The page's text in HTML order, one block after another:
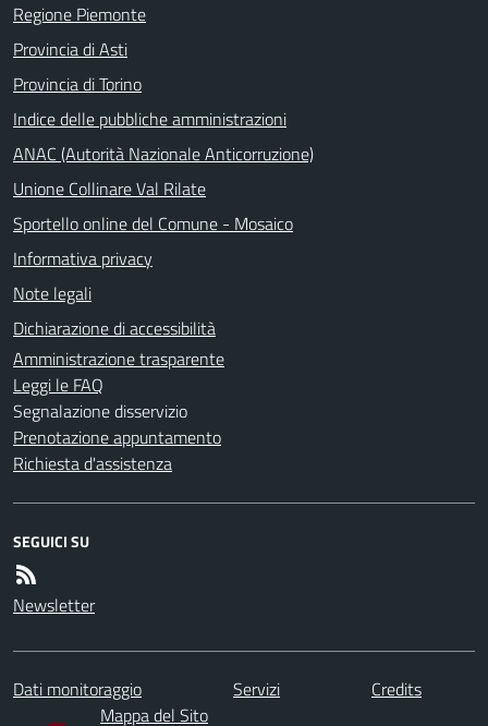
Regione Piemonte
Provincia di Asti
Provincia di Torino
Indice delle pubbliche amministrazioni
ANAC (Autorità Nazionale Anticorruzione)
Unione Collinare Val Rilate
Sportello online del Comune - Mosaico
Informativa privacy
Note legali
Dichiarazione di accessibilità
Amministrazione trasparente
Leggi le FAQ
Segnalazione disservizio
Prenotazione appuntamento
Richiesta d'assistenza
SEGUICI SU
Newsletter
Dati monitoraggio Servizi
Credits
Mappa del Sito